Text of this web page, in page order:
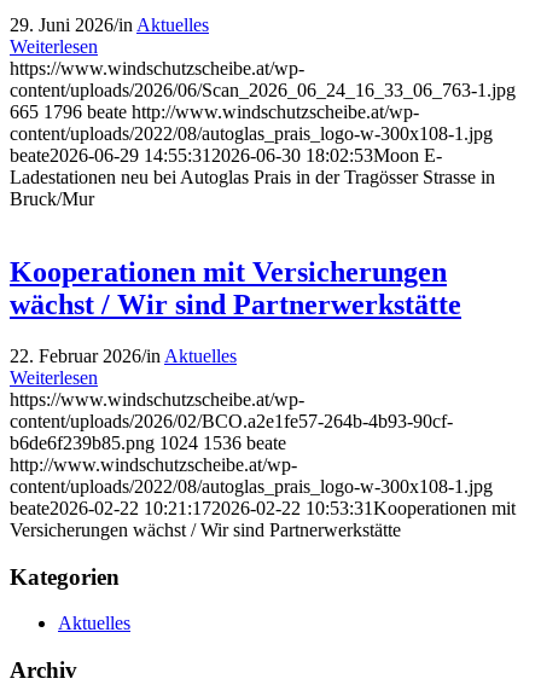
29. Juni 2026/in Aktuelles
Weiterlesen
https://www.windschutzscheibe.at/wp-
content/uploads/2026/06/Scan_2026_06_24_16_33_06_763-1.jpg
665 1796 beate http://www.windschutzscheibe.at/wp-
content/uploads/2022/08/autoglas_prais_logo-w-300x108-1.jpg
beate2026-06-29 14:55:31 2026-06-30 18:02:53Moon E-
Ladestationen neu bei Autoglas Prais in der Tragösser Strasse in
Bruck/Mur
Kooperationen mit Versicherungen
wächst / Wir sind Partnerwerkstätte
22. Februar 2026/in Aktuelles
Weiterlesen
https://www.windschutzscheibe.at/wp-
content/uploads/2026/02/BCO.a2e1fe57-264b-4b93-90cf-
b6de6f239b85.png 1024 1536 beate
http://www.windschutzscheibe.at/wp-
content/uploads/2022/08/autoglas_prais_logo-w-300x108-1.jpg
beate2026-02-22 10:21:172026-02-22 10:53:31Kooperationen mit
Versicherungen wächst / Wir sind Partnerwerkstätte
Kategorien
Aktuelles
Archiv